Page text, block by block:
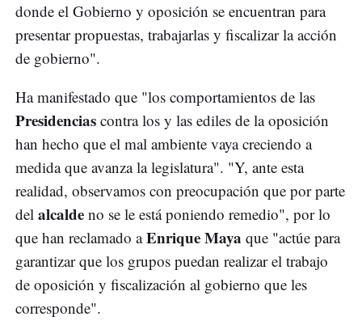
donde el Gobierno y oposición se encuentran para
presentar propuestas, trabajarlas y fiscalizar la acción
de gobierno".
Ha manifestado que "los comportamientos de las
Presidencias contra los y las ediles de la oposición
han hecho que el mal ambiente vaya creciendo a
medida que avanza la legislatura". "Y, ante esta
realidad, observamos con preocupación que por parte
del alcalde no se le está poniendo remedio", por lo
que han reclamado aEnrique Maya que "actúe para
garantizar que los grupos puedan realizar el trabajo
de oposición y fiscalización al gobierno que les
corresponde".